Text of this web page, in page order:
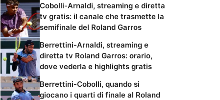
Cobolli-Arnaldi, streaming e diretta
tv gratis: il canale che trasmette la
semifinale del Roland Garros
Berrettini-Arnaldi, streaming e
diretta tv Roland Garros: orario,
dove vederla e highlights gratis
Berrettini-Cobolli, quando si
giocano i quarti di finale al Roland